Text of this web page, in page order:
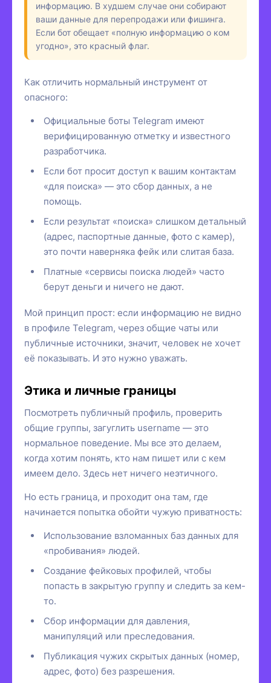
информацию. В худшем случае они собирают
ваши данные для перепродажи или фишинга.
Если бот обещает «полную информацию о ком
угодно», это красный флаг.
Как отличить нормальный инструмент от
опасного:
Официальные боты Telegram имеют
верифицированную отметку и известного
разработчика.
Если бот просит доступ к вашим контактам
«для поиска» — это сбор данных, а не
помощь.
Если результат «поиска» слишком детальный
(адрес, паспортные данные, фото с камер),
это почти наверняка фейк или слитая база.
Платные «сервисы поиска людей» часто
берут деньги и ничего не дают.
Мой принцип прост: если информацию не видно
в профиле Telegram, через общие чаты или
публичные источники, значит, человек не хочет
её показывать. И это нужно уважать.
Этика и личные границы
Посмотреть публичный профиль, проверить
общие группы, загуглить username — это
нормальное поведение. Мы все это делаем,
когда хотим понять, кто нам пишет или с кем
имеем дело. Здесь нет ничего неэтичного.
Но есть граница, и проходит она там, где
начинается попытка обойти чужую приватность:
Использование взломанных баз данных для
«пробивания» людей.
Создание фейковых профилей, чтобы
попасть в закрытую группу и следить за кем-
то.
Сбор информации для давления,
манипуляций или преследования.
Публикация чужих скрытых данных (номер,
адрес, фото) без разрешения.